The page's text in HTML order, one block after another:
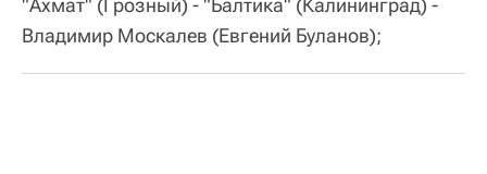
Владимир Москалев (Евгений Буланов);